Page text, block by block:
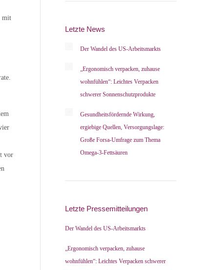
mit
vor
Letzte News
Der Wandel des US-Arbeitsmarkts
„Ergonomisch verpacken, zuhause
wohnfühlen“: Leichtes Verpacken
schwerer Sonnenschutzprodukte
Gesundheitsfördernde Wirkung,
ergiebige Quellen, Versorgungslage:
Große Forsa-Umfrage zum Thema
Omega-3-Fettsäuren
Letzte Pressemitteilungen
Der Wandel des US-Arbeitsmarkts
„Ergonomisch verpacken, zuhause
wohnfühlen“: Leichtes Verpacken schwerer